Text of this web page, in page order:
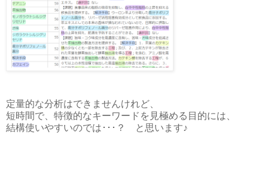
定量的な分析はできませんけれど、
短時間で、特徴的なキーワードを見極める目的には、
結構使いやすいのでは･･･？ と思います♪